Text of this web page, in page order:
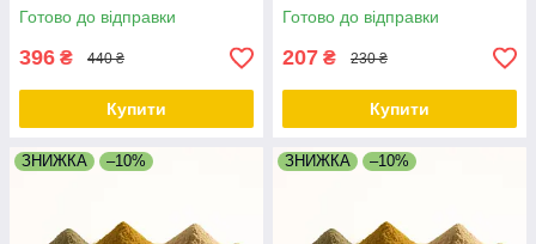
Готово до відправки
396 ₴ 440 ₴
Купити
Готово до відправки
207 ₴ 230 ₴
Купити
ЗНИЖКА –10% ЗНИЖКА –10%